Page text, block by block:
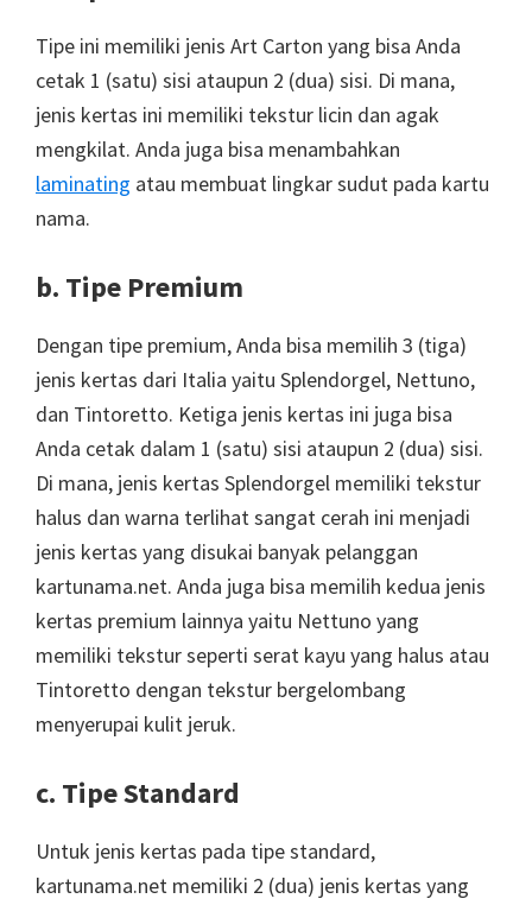
Tipe ini memiliki jenis Art Carton yang bisa Anda
cetak 1 (satu) sisi ataupun 2 (dua) sisi. Di mana,
jenis kertas ini memiliki tekstur licin dan agak
mengkilat. Anda juga bisa menambahkan
laminating atau membuat lingkar sudut pada kartu
nama.
b. Tipe Premium
Dengan tipe premium, Anda bisa memilih 3 (tiga)
jenis kertas dari Italia yaitu Splendorgel, Nettuno,
dan Tintoretto. Ketiga jenis kertas ini juga bisa
Anda cetak dalam 1 (satu) sisi ataupun 2 (dua) sisi.
Di mana, jenis kertas Splendorgel memiliki tekstur
halus dan warna terlihat sangat cerah ini menjadi
jenis kertas yang disukai banyak pelanggan
kartunama.net. Anda juga bisa memilih kedua jenis
kertas premium lainnya yaitu Nettuno yang
memiliki tekstur seperti serat kayu yang halus atau
Tintoretto dengan tekstur bergelombang
menyerupai kulit jeruk.
c. Tipe Standard
Untuk jenis kertas pada tipe standard,
kartunama.net memiliki 2 (dua) jenis kertas yang